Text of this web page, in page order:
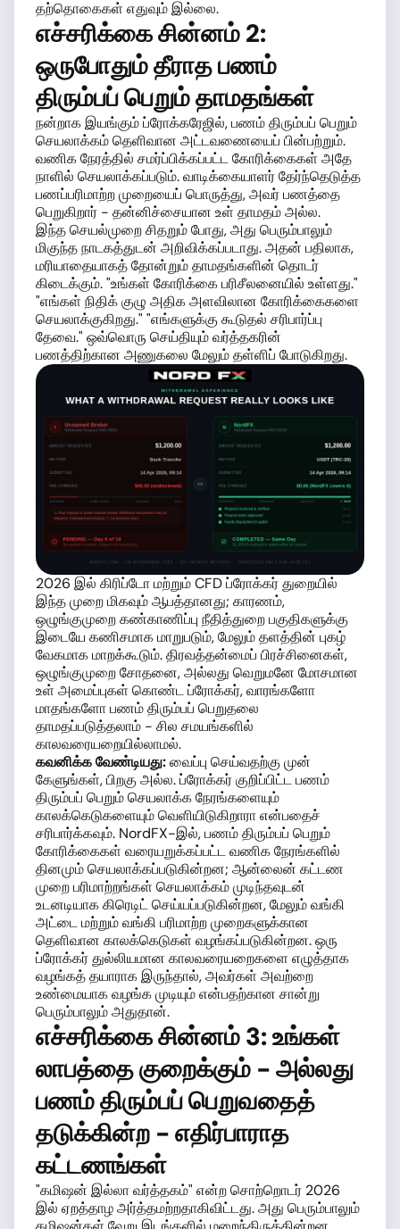
தற்தொகைகள் எதுவும் இல்லை.
எச்சரிக்கை சின்னம் 2:
ஒருபோதும் தீராத பணம்
திரும்பப் பெறும் தாமதங்கள்
நன்றாக இயங்கும் ப்ரோக்கரேஜில், பணம் திரும்பப் பெறும்
செயலாக்கம் தெளிவான அட்டவணையைப் பின்பற்றும்.
வணிக நேரத்தில் சமர்ப்பிக்கப்பட்ட கோரிக்கைகள் அதே
நாளில் செயலாக்கப்படும். வாடிக்கையாளர் தேர்ந்தெடுத்த
பணப்பரிமாற்ற முறையைப் பொருத்து, அவர் பணத்தை
பெறுகிறார் - தன்னிச்சையான உள் தாமதம் அல்ல.
இந்த செயல்முறை சிதறும் போது, அது பெரும்பாலும்
மிகுந்த நாடகத்துடன் அறிவிக்கப்படாது. அதன் பதிலாக,
மரியாதையாகத் தோன்றும் தாமதங்களின் தொடர்
கிடைக்கும். "உங்கள் கோரிக்கை பரிசீலனையில் உள்ளது."
"எங்கள் நிதிக் குழு அதிக அளவிலான கோரிக்கைகளை
செயலாக்குகிறது." "எங்களுக்கு கூடுதல் சரிபார்ப்பு
தேவை." ஒவ்வொரு செய்தியும் வர்த்தகரின்
பணத்திற்கான அணுகலை மேலும் தள்ளிப் போடுகிறது.
2026 இல் கிரிப்டோ மற்றும் CFD ப்ரோக்கர் துறையில்
இந்த முறை மிகவும் ஆபத்தானது; காரணம்,
ஒழுங்குமுறை கண்காணிப்பு நீதித்துறை பகுதிகளுக்கு
இடையே கணிசமாக மாறுபடும், மேலும் தளத்தின் புகழ்
வேகமாக மாறக்கூடும். திரவத்தன்மைப் பிரச்சினைகள்,
ஒழுங்குமுறை சோதனை, அல்லது வெறுமனே மோசமான
உள் அமைப்புகள் கொண்ட ப்ரோக்கர், வாரங்களோ
மாதங்களோ பணம் திரும்பப் பெறுதலை
தாமதப்படுத்தலாம் - சில சமயங்களில்
காலவரையறையில்லாமல்.
கவனிக்க வேண்டியது:வைப்பு செய்வதற்கு முன்
கேளுங்கள், பிறகு அல்ல. ப்ரோக்கர் குறிப்பிட்ட பணம்
திரும்பப் பெறும் செயலாக்க நேரங்களையும்
காலக்கெடுகளையும் வெளியிடுகிறாரா என்பதைச்
சரிபார்க்கவும். NordFX-இல், பணம் திரும்பப் பெறும்
கோரிக்கைகள் வரையறுக்கப்பட்ட வணிக நேரங்களில்
தினமும் செயலாக்கப்படுகின்றன; ஆன்லைன் கட்டண
முறை பரிமாற்றங்கள் செயலாக்கம் முடிந்தவுடன்
உடனடியாக கிரெடிட் செய்யப்படுகின்றன, மேலும் வங்கி
அட்டை மற்றும் வங்கி பரிமாற்ற முறைகளுக்கான
தெளிவான காலக்கெடுகள் வழங்கப்படுகின்றன. ஒரு
ப்ரோக்கர் துல்லியமான காலவரையறைகளை எழுத்தாக
வழங்கத் தயாராக இருந்தால், அவர்கள் அவற்றை
உண்மையாக வழங்க முடியும் என்பதற்கான சான்று
பெரும்பாலும் அதுதான்.
எச்சரிக்கை சின்னம் 3: உங்கள்
லாபத்தை குறைக்கும் - அல்லது
பணம் திரும்பப் பெறுவதைத்
தடுக்கின்ற - எதிர்பாராத
கட்டணங்கள்
"கமிஷன் இல்லா வர்த்தகம்" என்ற சொற்றொடர் 2026
இல் ஏறத்தாழ அர்த்தமற்றதாகிவிட்டது. அது பெரும்பாலும்